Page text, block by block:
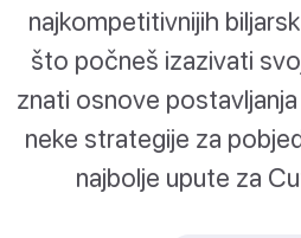
najkompetitivnijih
što počneš izazivati
znati osnove postavljanja
neke strategije za
najbolje upute za